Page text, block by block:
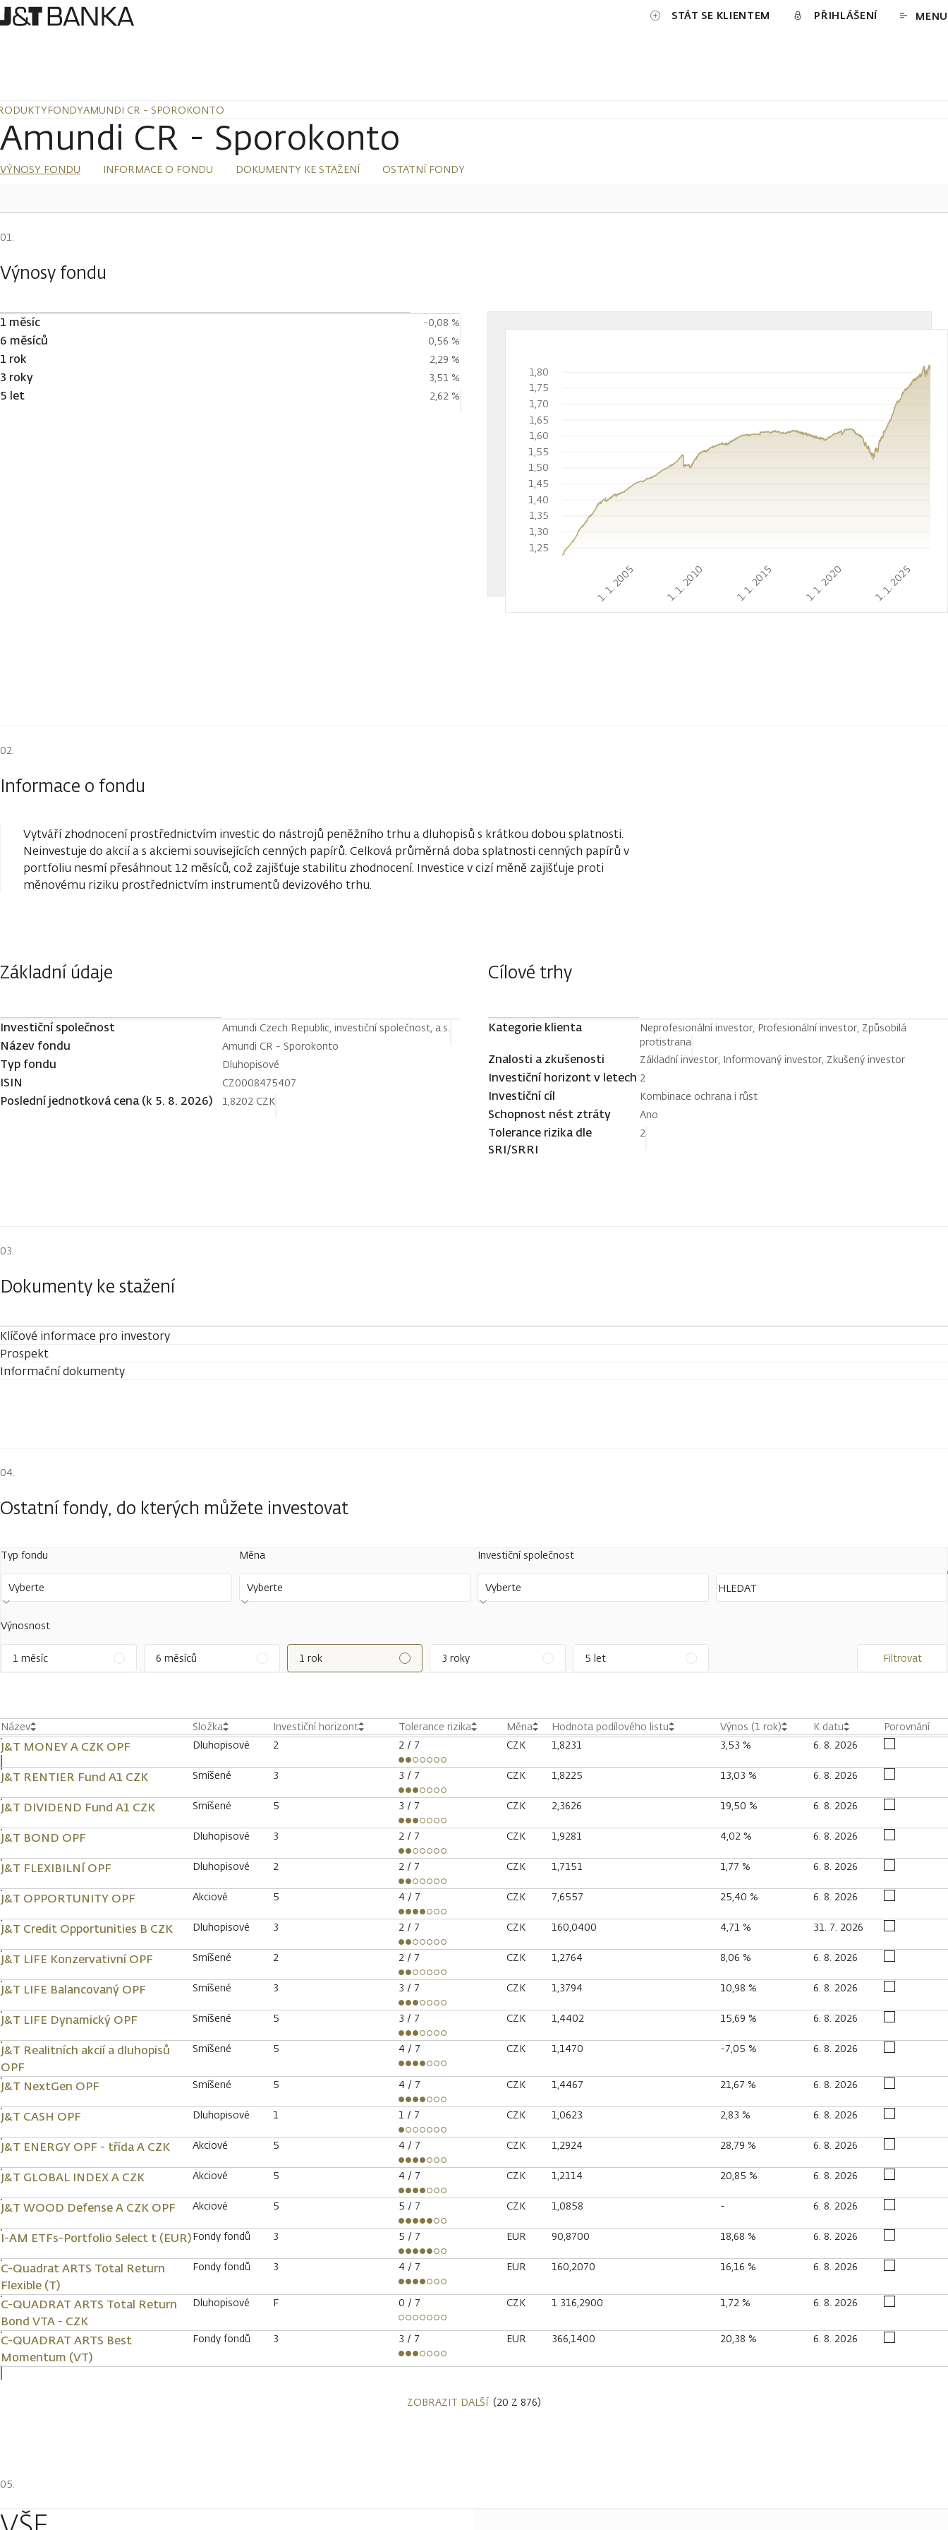
STÁT SE KLIENTEM PŘIHLÁŠENÍ MENU
FONDYAMUNDI CR - SPOROKONTO
Amundi CR - Sporokonto
VÝNOSY FONDU INFORMACE O FONDU DOKUMENTY KE STAŽENÍ OSTATNÍ FONDY
Výnosy fondu
1 měsíc -0,08 %
6 měsíců 0,56 %
1 rok 2,29 %
3 roky 3,51 %
5 let 2,62 %
1. 1. 2005 1. 1. 2010 1. 1. 2015 1. 1. 2020 1. 1. 2025
1,25
1,30
1,35
1,40
1,45
1,50
1,55
1,60
1,65
1,70
1,75
1,80
Informace o fondu
Vytváří zhodnocení prostřednictvím investic do nástrojů peněžního trhu a dluhopisů s krátkou dobou splatnosti.
Neinvestuje do akcií a s akciemi souvisejících cenných papírů. Celková průměrná doba splatnosti cenných papírů v
portfoliu nesmí přesáhnout 12 měsíců, což zajišťuje stabilitu zhodnocení. Investice v cizí měně zajišťuje proti
měnovému riziku prostřednictvím instrumentů devizového trhu.
Základní údaje
Investiční společnost Amundi Czech Republic, investiční společnost, a.s.
Název fondu Amundi CR - Sporokonto
Typ fondu Dluhopisové
ISIN CZ0008475407
Poslední jednotková cena (k 5. 8. 2026) 1,8202 CZK
Cílové trhy
Kategorie klienta
Neprofesionální investor, Profesionální investor, Způsobilá
protistrana
Znalosti a zkušenosti Základní investor, Informovaný investor, Zkušený investor
Investiční horizont v letech 2
Investiční cíl Kombinace ochrana i růst
Schopnost nést ztráty Ano
Tolerance rizika dle
SRI/SRRI
2
Dokumenty ke stažení
Klíčové informace pro investory
Prospekt
Informační dokumenty
Ostatní fondy, do kterých můžete investovat
Typ fondu
Vyberte
Měna
Vyberte
Investiční společnost
Vyberte
Výnosnost
1 měsíc 6 měsíců 1 rok 3 roky 5 let Filtrovat
Název Složka Investiční horizont Tolerance rizika Měna Hodnota podílového listu Výnos (1 rok) K datu Porovnání
J&T MONEY A CZK OPF Dluhopisové 2 2 / 7 CZK 1,8231 3,53 % 6. 8. 2026
J&T RENTIER Fund A1 CZK Smíšené 3 3 / 7 CZK 1,8225 13,03 % 6. 8. 2026
J&T DIVIDEND Fund A1 CZK Smíšené 5 3 / 7 CZK 2,3626 19,50 % 6. 8. 2026
J&T BOND OPF Dluhopisové 3 2 / 7 CZK 1,9281 4,02 % 6. 8. 2026
J&T FLEXIBILNÍ OPF Dluhopisové 2 2 / 7 CZK 1,7151 1,77 % 6. 8. 2026
J&T OPPORTUNITY OPF Akciové 5 4 / 7 CZK 7,6557 25,40 % 6. 8. 2026
J&T Credit Opportunities B CZK Dluhopisové 3 2 / 7 CZK 160,0400 4,71 % 31. 7. 2026
J&T LIFE Konzervativní OPF Smíšené 2 2 / 7 CZK 1,2764 8,06 % 6. 8. 2026
J&T LIFE Balancovaný OPF Smíšené 3 3 / 7 CZK 1,3794 10,98 % 6. 8. 2026
J&T LIFE Dynamický OPF Smíšené 5 3 / 7 CZK 1,4402 15,69 % 6. 8. 2026
J&T Realitních akcií a dluhopisů
OPF
Smíšené 5 4 / 7 CZK 1,1470 -7,05 % 6. 8. 2026
J&T NextGen OPF Smíšené 5 4 / 7 CZK 1,4467 21,67 % 6. 8. 2026
J&T CASH OPF Dluhopisové 1 1 / 7 CZK 1,0623 2,83 % 6. 8. 2026
J&T ENERGY OPF - třída A CZK Akciové 5 4 / 7 CZK 1,2924 28,79 % 6. 8. 2026
J&T GLOBAL INDEX A CZK Akciové 5 4 / 7 CZK 1,2114 20,85 % 6. 8. 2026
J&T WOOD Defense A CZK OPF Akciové 5 5 / 7 CZK 1,0858 - 6. 8. 2026
I-AM ETFs-Portfolio Select t (EUR)Fondy fondů 3 5 / 7 EUR 90,8700 18,68 % 6. 8. 2026
C-Quadrat ARTS Total Return
Flexible (T)
Fondy fondů 3 4 / 7 EUR 160,2070 16,16 % 6. 8. 2026
C-QUADRAT ARTS Total Return
Bond VTA - CZK
Dluhopisové F 0 / 7 CZK 1 316,2900 1,72 % 6. 8. 2026
C-QUADRAT ARTS Best
Momentum (VT)
Fondy fondů 3 3 / 7 EUR 366,1400 20,38 % 6. 8. 2026
ZOBRAZIT DALŠÍ (20 Z 876)